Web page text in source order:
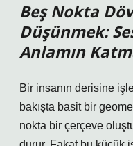
Beş Nokta
Düşünmek:
Anlamın
Bir insanın derisine
bakışta basit bir
nokta bir çerçeve